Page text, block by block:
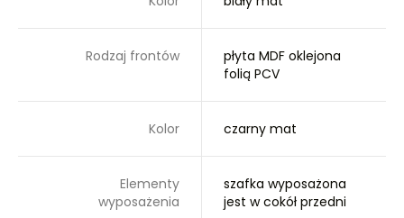
Rodzaj frontów
płyta MDF oklejona
folią PCV
Kolor czarny mat
Elementy
wyposażenia
szafka wyposażona
jest w cokół przedni